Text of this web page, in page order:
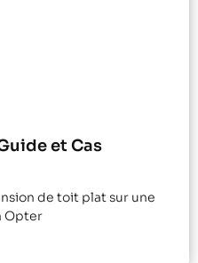
et Cas
de toit plat sur une
Opter